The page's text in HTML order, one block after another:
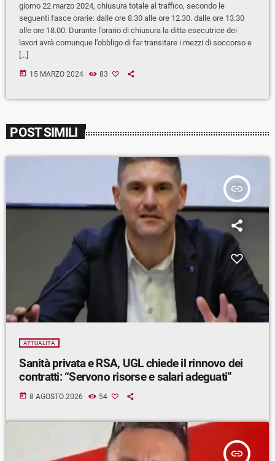
giorno 22 marzo 2024, chiusura totale al traffico, secondo le
seguenti fasce orarie: dalle ore 8.30 alle ore 12.30. dalle ore 13.30
alle ore 18.00. Durante l’orario di chiusura la ditta esecutrice dei
lavori avrà comunque l’obbligo di far transitare i mezzi di soccorso e
[…]
today 15 MARZO 2024 83
POST SIMILI
insert_link
ATTUALITÀ
Sanità privata e RSA, UGL chiede il rinnovo dei
contratti: “Servono risorse e salari adeguati”
today 8 AGOSTO 2026 54
insert_link